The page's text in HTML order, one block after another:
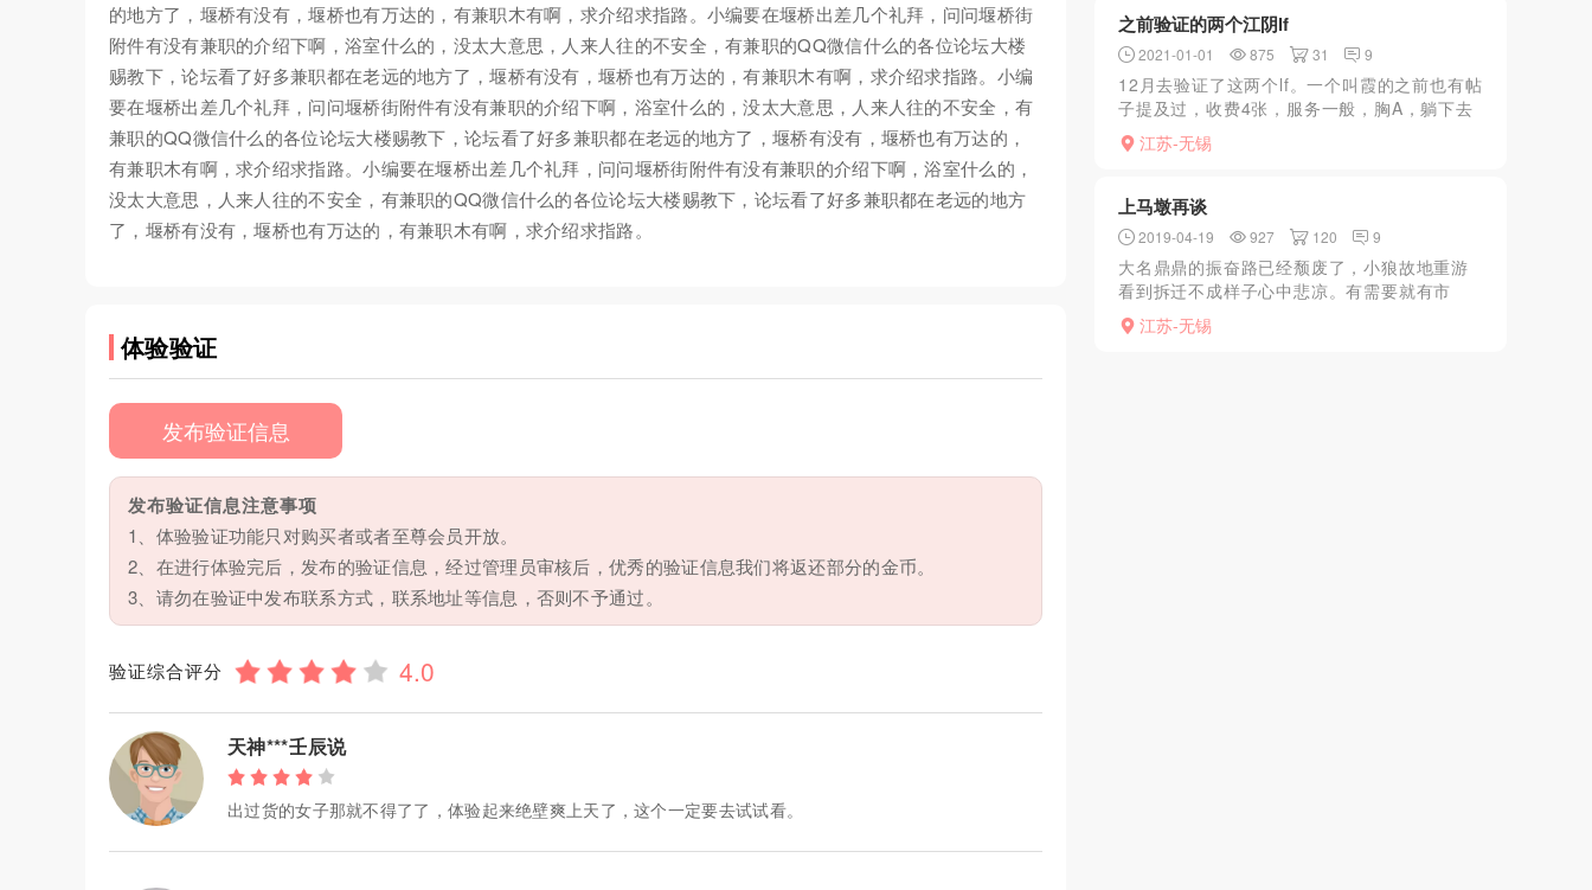
的地方了，堰桥有没有，堰桥也有万达的，有兼职木有啊，求介绍求指路。小编要在堰桥出差几个礼拜，问问堰桥街
附件有没有兼职的介绍下啊，浴室什么的，没太大意思，人来人往的不安全，有兼职的QQ微信什么的各位论坛大楼
赐教下，论坛看了好多兼职都在老远的地方了，堰桥有没有，堰桥也有万达的，有兼职木有啊，求介绍求指路。小编
要在堰桥出差几个礼拜，问问堰桥街附件有没有兼职的介绍下啊，浴室什么的，没太大意思，人来人往的不安全，有
兼职的QQ微信什么的各位论坛大楼赐教下，论坛看了好多兼职都在老远的地方了，堰桥有没有，堰桥也有万达的，
有兼职木有啊，求介绍求指路。小编要在堰桥出差几个礼拜，问问堰桥街附件有没有兼职的介绍下啊，浴室什么的，
没太大意思，人来人往的不安全，有兼职的QQ微信什么的各位论坛大楼赐教下，论坛看了好多兼职都在老远的地方
了，堰桥有没有，堰桥也有万达的，有兼职木有啊，求介绍求指路。
体验验证
发布验证信息
发布验证信息注意事项
1、体验验证功能只对购买者或者至尊会员开放。
2、在进行体验完后，发布的验证信息，经过管理员审核后，优秀的验证信息我们将返还部分的金币。
3、请勿在验证中发布联系方式，联系地址等信息，否则不予通过。
验证综合评分
天神***壬辰说
出过货的女子那就不得了了，体验起来绝壁爽上天了，这个一定要去试试看。
之前验证的两个江阴lf
2021-01-01 875 31 9
12月去验证了这两个lf。一个叫霞的之前也有帖
子提及过，收费4张，服务一般，胸A，躺下去
等于没有，办事的时候手机老是响，就很影响
心情，然后在老小区里，所以环境不是很好，
江苏-无锡
上马墩再谈
2019-04-19 927 120 9
大名鼎鼎的振奋路已经颓废了，小狼故地重游
看到拆迁不成样子心中悲凉。有需要就有市
场，于是附近寻寻新的大活场子。合鑫广场振
奋路几家足浴店妹子不错，可惜没大，于是转
江苏-无锡